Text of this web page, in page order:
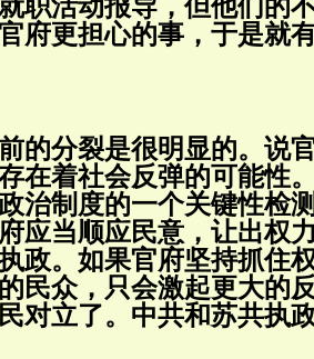
职活动报导，但他们的
府更担心的事，于是就
的分裂是很明显的。说
在着社会反弹的可能性
治制度的一个关键性检
应当顺应民意，让出权
政。如果官府坚持抓住
民众，只会激起更大的
对立了。中共和苏共执